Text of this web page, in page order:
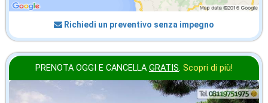
Richiedi un preventivo senza impegno
PRENOTA OGGI E CANCELLA GRATIS. Scopri di più!